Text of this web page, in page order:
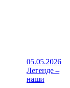
05.05.2026
Легенде –
наши